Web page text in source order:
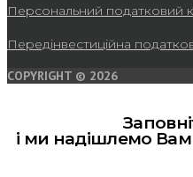
Персональний податковий
Передінвестиційна
COPYRIGHT © 2026
і ми надішлемо